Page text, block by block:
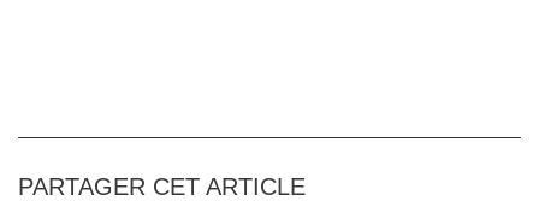
PARTAGER CET ARTICLE